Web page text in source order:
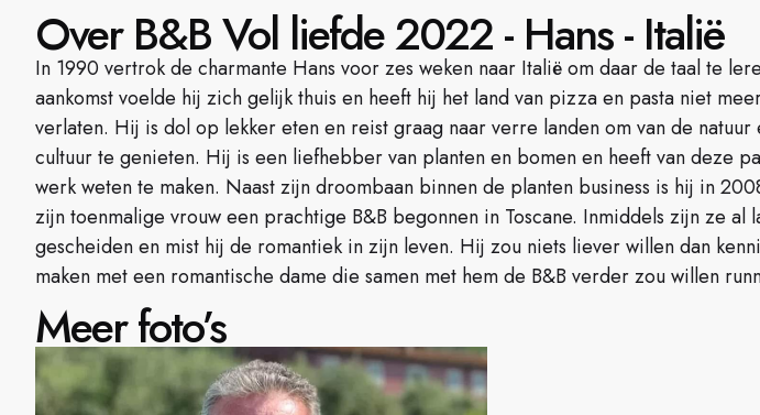
Over B&B Vol liefde 2022 - Hans - Italië
In 1990 vertrok de charmante Hans voor zes weken naar Italië om daar de taal te
aankomst voelde hij zich gelijk thuis en heeft hij het land van pizza en pasta niet
verlaten. Hij is dol op lekker eten en reist graag naar verre landen om van de natuur
cultuur te genieten. Hij is een liefhebber van planten en bomen en heeft van deze
werk weten te maken. Naast zijn droombaan binnen de planten business is hij in
zijn toenmalige vrouw een prachtige B&B begonnen in Toscane. Inmiddels zijn ze al
gescheiden en mist hij de romantiek in zijn leven. Hij zou niets liever willen dan
maken met een romantische dame die samen met hem de B&B verder zou willen
Meer foto’s